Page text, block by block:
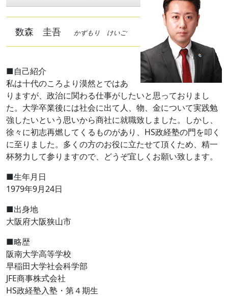
数森 圭吾 かずもり けいご
■自己紹介
私は十代のころより漠然とではあ
りますが、政治に関わる仕事がしたいと思っておりまし
た。大学卒業後には社会に出て人、物、金について実践勉
強したいという思いから商社に就職致しました。しかし、
徐々に初志再燃してくるものがあり、HS政経塾の門を叩く
に至りました。多くの方のお役に立たせて頂くため、精一
杯努力して参りますので、どうぞ宜しくお願い致します。
■生年月日
1979年9月24日
■出身地
大阪府大阪狭山市
■略歴
阪南大学高等学校
早稲田大学社会科学部
JFE商事株式会社
HS政経塾入塾・第４期生